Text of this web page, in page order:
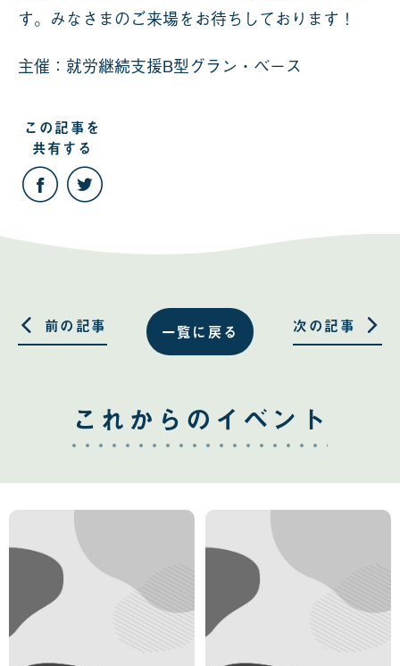
す。みなさまのご来場をお待ちしております！
主催：就労継続支援B型グラン・ベース
この記事を
共有する
こ
の
記
Facebook
る
Twitter
る 一覧に戻る
前の記事 次の記事
これからのイベント